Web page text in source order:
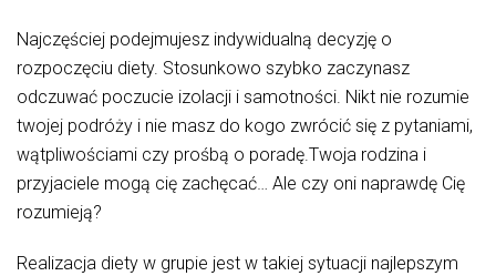
Najczęściej podejmujesz indywidualną decyzję o
rozpoczęciu diety. Stosunkowo szybko zaczynasz
odczuwać poczucie izolacji i samotności. Nikt nie rozumie
twojej podróży i nie masz do kogo zwrócić się z pytaniami,
wątpliwościami czy prośbą o poradę.Twoja rodzina i
przyjaciele mogą cię zachęcać… Ale czy oni naprawdę Cię
rozumieją?
Realizacja diety w grupie jest w takiej sytuacji najlepszym